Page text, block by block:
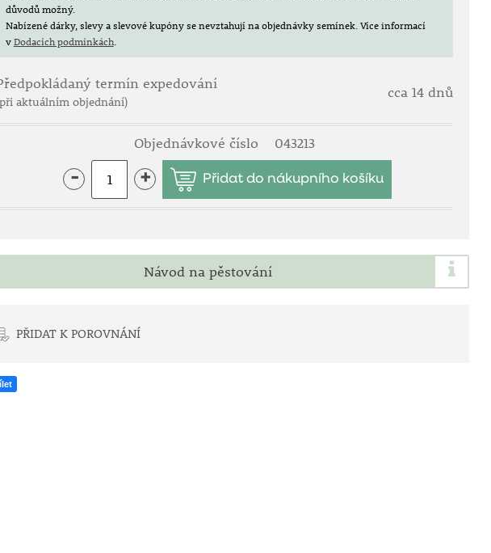
důvodů možný.
Nabízené dárky, slevy a slevové kupóny se nevztahují na objednávky semínek. Více informací
vDodacích podmínkách.
termín expedování
aktuálním objednání)
cca 14 dnů
Objednávkové číslo 043213
- +
Návod na pěstování
PŘIDAT K POROVNÁNÍ